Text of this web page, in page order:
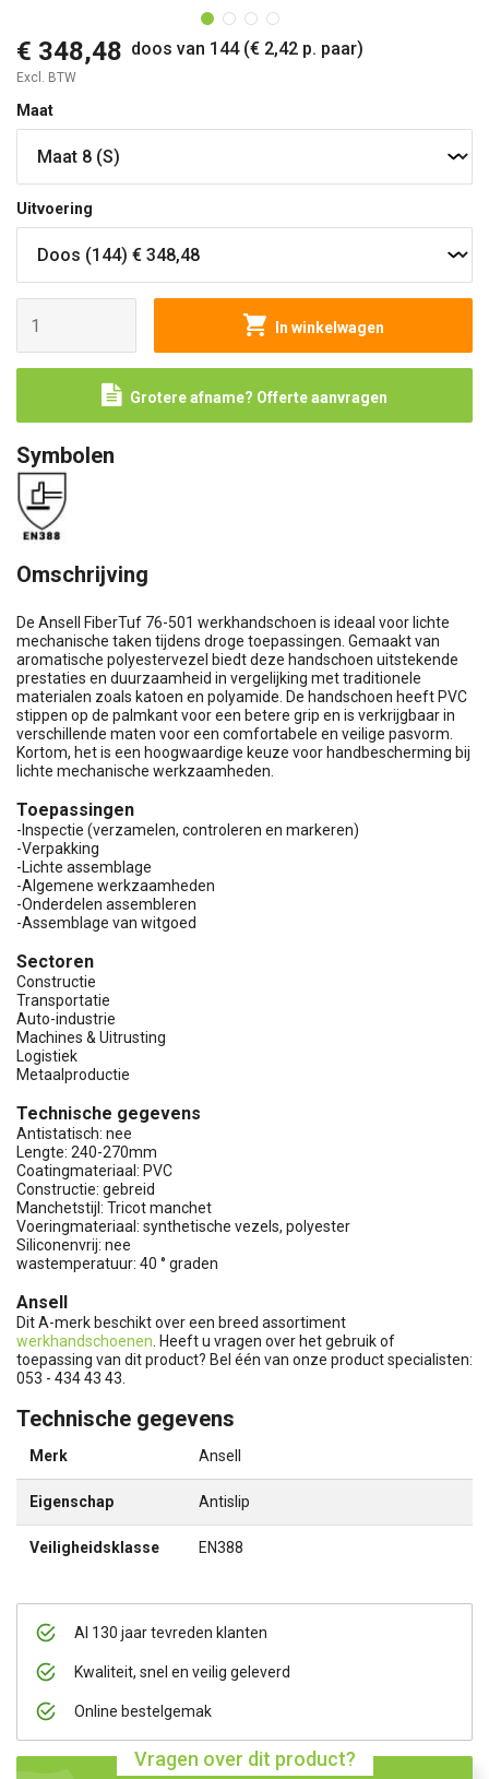
€ 348,48 doos van 144 (€ 2,42 p. paar)
Excl. BTW
Maat
Uitvoering
In winkelwagen
Grotere afname? Offerte aanvragen
Al 130 jaar tevreden klanten
Kwaliteit, snel en veilig geleverd
Online bestelgemak
Vragen over dit product?
Symbolen
Omschrijving
De Ansell FiberTuf 76-501 werkhandschoen is ideaal voor lichte
mechanische taken tijdens droge toepassingen. Gemaakt van
aromatische polyestervezel biedt deze handschoen uitstekende
prestaties en duurzaamheid in vergelijking met traditionele
materialen zoals katoen en polyamide. De handschoen heeft PVC
stippen op de palmkant voor een betere grip en is verkrijgbaar in
verschillende maten voor een comfortabele en veilige pasvorm.
Kortom, het is een hoogwaardige keuze voor handbescherming bij
lichte mechanische werkzaamheden.
Toepassingen
-Inspectie (verzamelen, controleren en markeren)
-Verpakking
-Lichte assemblage
-Algemene werkzaamheden
-Onderdelen assembleren
-Assemblage van witgoed
Sectoren
Constructie
Transportatie
Auto-industrie
Machines & Uitrusting
Logistiek
Metaalproductie
Technische gegevens
Antistatisch: nee
Lengte: 240-270mm
Coatingmateriaal: PVC
Constructie: gebreid
Manchetstijl: Tricot manchet
Voeringmateriaal: synthetische vezels, polyester
Siliconenvrij: nee
wastemperatuur: 40 ° graden
Ansell
Dit A-merk beschikt over een breed assortiment
werkhandschoenen . Heeft u vragen over het gebruik of
toepassing van dit product? Bel één van onze product specialisten:
053 - 434 43 43.
Technische gegevens
Merk Ansell
Eigenschap Antislip
Veiligheidsklasse EN388